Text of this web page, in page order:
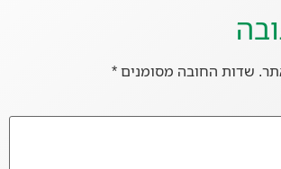
שדות החובה מסומנים*